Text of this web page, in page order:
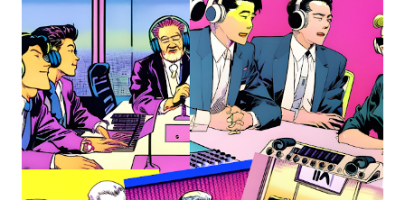
del viejo radioteatro. En ese rumbo, La Esfera es la gran
superproducción que entregó Podium Podcast este año, con
una historia (nuevamente) de ciencia ficción que retoma un
tema clásico del género: los OVNIs, la presencia extraterrestre
en nuestro planeta, las conspiraciones gubernamentales y "The
truth is out there" . Tan marcada es la influencia de X-Files en
este podcast que hasta lo celebran con la inclusión de la